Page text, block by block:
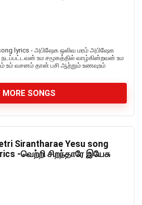
lyrics - அபிஷேக ஒலிவ மரம் அபிஷேக
உம சமூகத்தில் வாழ்கின்றவன் உம
உம் வசனம் தான் பசி ஆற்றும் உணவுஉம்
MORE SONGS
Sirantharae Yesu song
-வெற்றி சிறந்தாரே இயேசு